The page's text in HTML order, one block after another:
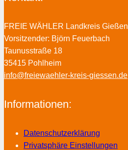
FREIE WÄHLER Landkreis Gießen
Vorsitzender: Björn Feuerbach
Taunusstraße 18
35415 Pohlheim
info@freiewaehler-kreis-giessen.de
Informationen:
Datenschutzerklärung
Privatsphäre Einstellungen